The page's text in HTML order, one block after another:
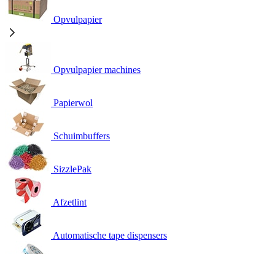
Opvulpapier
Opvulpapier machines
Papierwol
Schuimbuffers
SizzlePak
Afzetlint
Automatische tape dispensers